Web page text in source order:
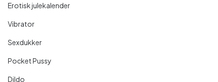
Erotisk julekalender
Vibrator
Sexdukker
Pocket Pussy
Dildo